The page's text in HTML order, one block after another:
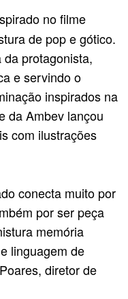
no filme
de pop e gótico.
da protagonista,
e servindo o
inspirados na
da Ambev lançou
com ilustrações
conecta muito por
por ser peça
memória
linguagem de
diretor de